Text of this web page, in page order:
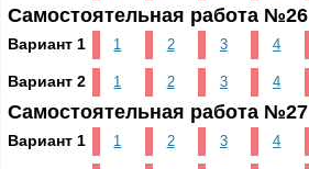
Самостоятельная работа №26
Вариант 1 1 2 3 4
Вариант 2 1 2 3 4
Самостоятельная работа №27
Вариант 1 1 2 3 4